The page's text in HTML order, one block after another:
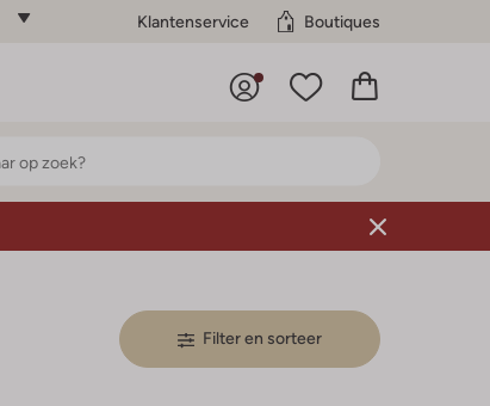
Klantenservice Boutiques
Filter en sorteer